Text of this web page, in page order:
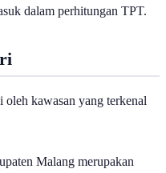
Kabupaten Malang sebesar
wilayah dengan tingkat
Timur, di angka 1,33%
Kabupaten Ngawi